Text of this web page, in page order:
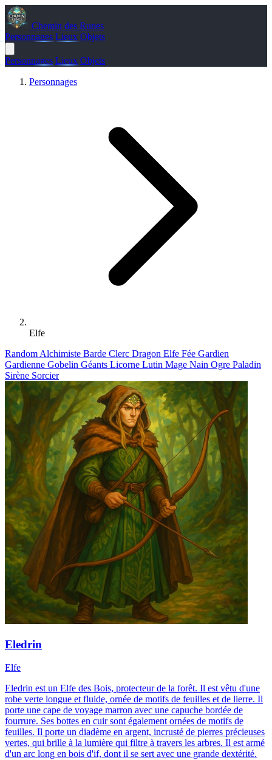
Chemin des Runes
Personnages Lieux Objets
Personnages Lieux Objets
Personnages
Elfe
Random Alchimiste Barde Clerc Dragon Elfe Fée Gardien
Gardienne Gobelin Géants Licorne Lutin Mage Nain Ogre Paladin
Sirène Sorcier
Eledrin
Elfe
Eledrin est un Elfe des Bois, protecteur de la forêt. Il est vêtu d'une
robe verte longue et fluide, ornée de motifs de feuilles et de lierre. Il
porte une cape de voyage marron avec une capuche bordée de
fourrure. Ses bottes en cuir sont également ornées de motifs de
feuilles. Il porte un diadème en argent, incrusté de pierres précieuses
vertes, qui brille à la lumière qui filtre à travers les arbres. Il est armé
d'un arc long en bois d'if, dont il se sert avec une grande dextérité.